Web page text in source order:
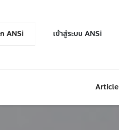
ANSi เข้าสู่ระบบ ANSi
Article